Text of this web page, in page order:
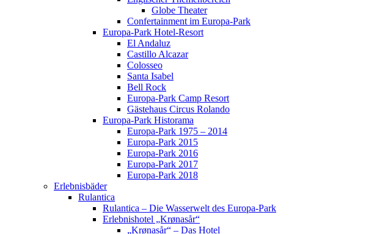
Globe Theater
Confertainment im Europa-Park
Europa-Park Hotel-Resort
El Andaluz
Castillo Alcazar
Colosseo
Santa Isabel
Bell Rock
Europa-Park Camp Resort
Gästehaus Circus Rolando
Europa-Park Historama
Europa-Park 1975 – 2014
Europa-Park 2015
Europa-Park 2016
Europa-Park 2017
Europa-Park 2018
Erlebnisbäder
Rulantica
Rulantica – Die Wasserwelt des Europa-Park
Erlebnishotel „Krønasår“
„Krønasår“ – Das Hotel